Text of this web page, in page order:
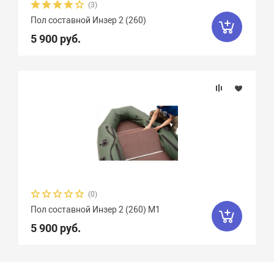
(3)
Пол составной Инзер 2 (260)
5 900 руб.
(0)
Пол составной Инзер 2 (260) М1
5 900 руб.